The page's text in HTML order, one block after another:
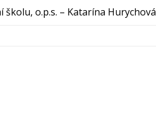
školu, o.p.s. – Katarína Hurychová